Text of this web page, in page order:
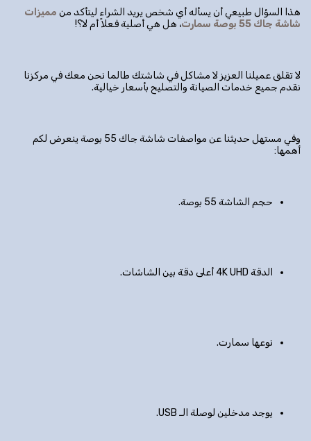
هذا السؤال طبيعي أن يسأله أي شخص يريد الشراء ليتأكد من مميزات
شاشة جاك 55 بوصة سمارت
، هل هي أصلية فعلاً أم لا؟!
لا تقلق عميلنا العزيز لا مشاكل في شاشتك طالما نحن معك في مركزنا
نقدم جميع خدمات الصيانة والتصليح بأسعار خيالية.
وفي مستهل حديثنا عن مواصفات شاشة جاك 55 بوصة ينعرض لكم
أهمها:
حجم الشاشة 55 بوصة.
الدقة 4K UHD أعلى دقة بين الشاشات.
نوعها سمارت.
يوجد مدخلين لوصلة الـ USB.